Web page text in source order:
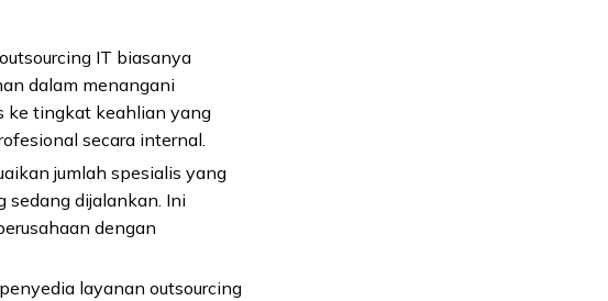
IT biasanya
dalam menangani
ke tingkat keahlian yang
secara internal.
jumlah spesialis yang
sedang dijalankan. Ini
dengan
layanan outsourcing